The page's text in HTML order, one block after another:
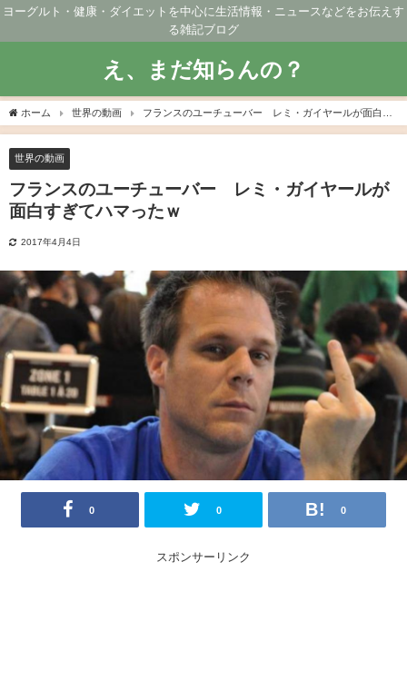
ヨーグルト・健康・ダイエットを中心に生活情報・ニュースなどをお伝えす
る雑記ブログ
え、まだ知らんの？
ホーム 世界の動画
フランスのユーチューバー レミ・ガイヤールが面白す
ぎてハマったｗ
世界の動画
フランスのユーチューバー レミ・ガイヤールが
面白すぎてハマったｗ
2017年4月4日
0 0 0
スポンサーリンク